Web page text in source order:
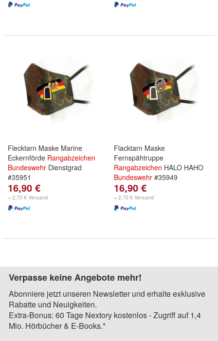
Flecktarn Maske Marine
Eckernförde Rangabzeichen
Bundeswehr Dienstgrad
#35951
16,90 €
+ 2,70 € Versand
Flacktarn Maske
Fernspähtruppe
Rangabzeichen HALO HAHO
Bundeswehr #35949
16,90 €
+ 2,70 € Versand
Verpasse keine Angebote mehr!
Abonniere jetzt unseren Newsletter und erhalte exklusive
Rabatte und Neuigkeiten.
Extra-Bonus: 60 Tage Nextory kostenlos - Zugriff auf 1,4
Mio. Hörbücher & E-Books.*